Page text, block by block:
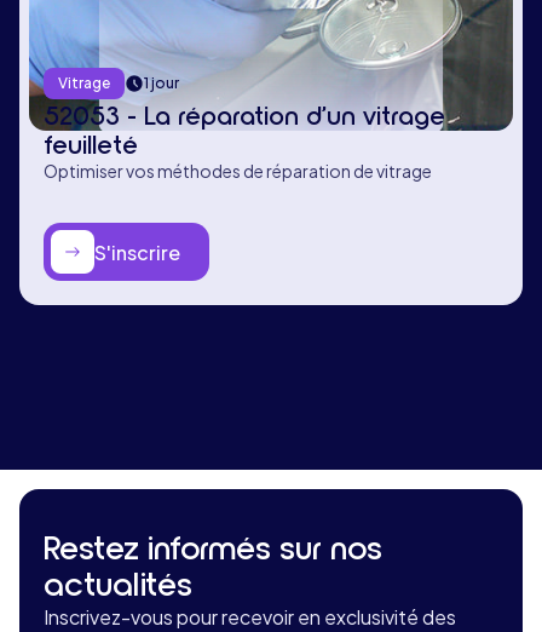
Vitrage 1 jour
52053 - La réparation d’un vitrage
feuilleté
Optimiser vos méthodes de réparation de vitrage
S'inscrire
Restez informés sur nos
actualités
Inscrivez-vous pour recevoir en exclusivité des